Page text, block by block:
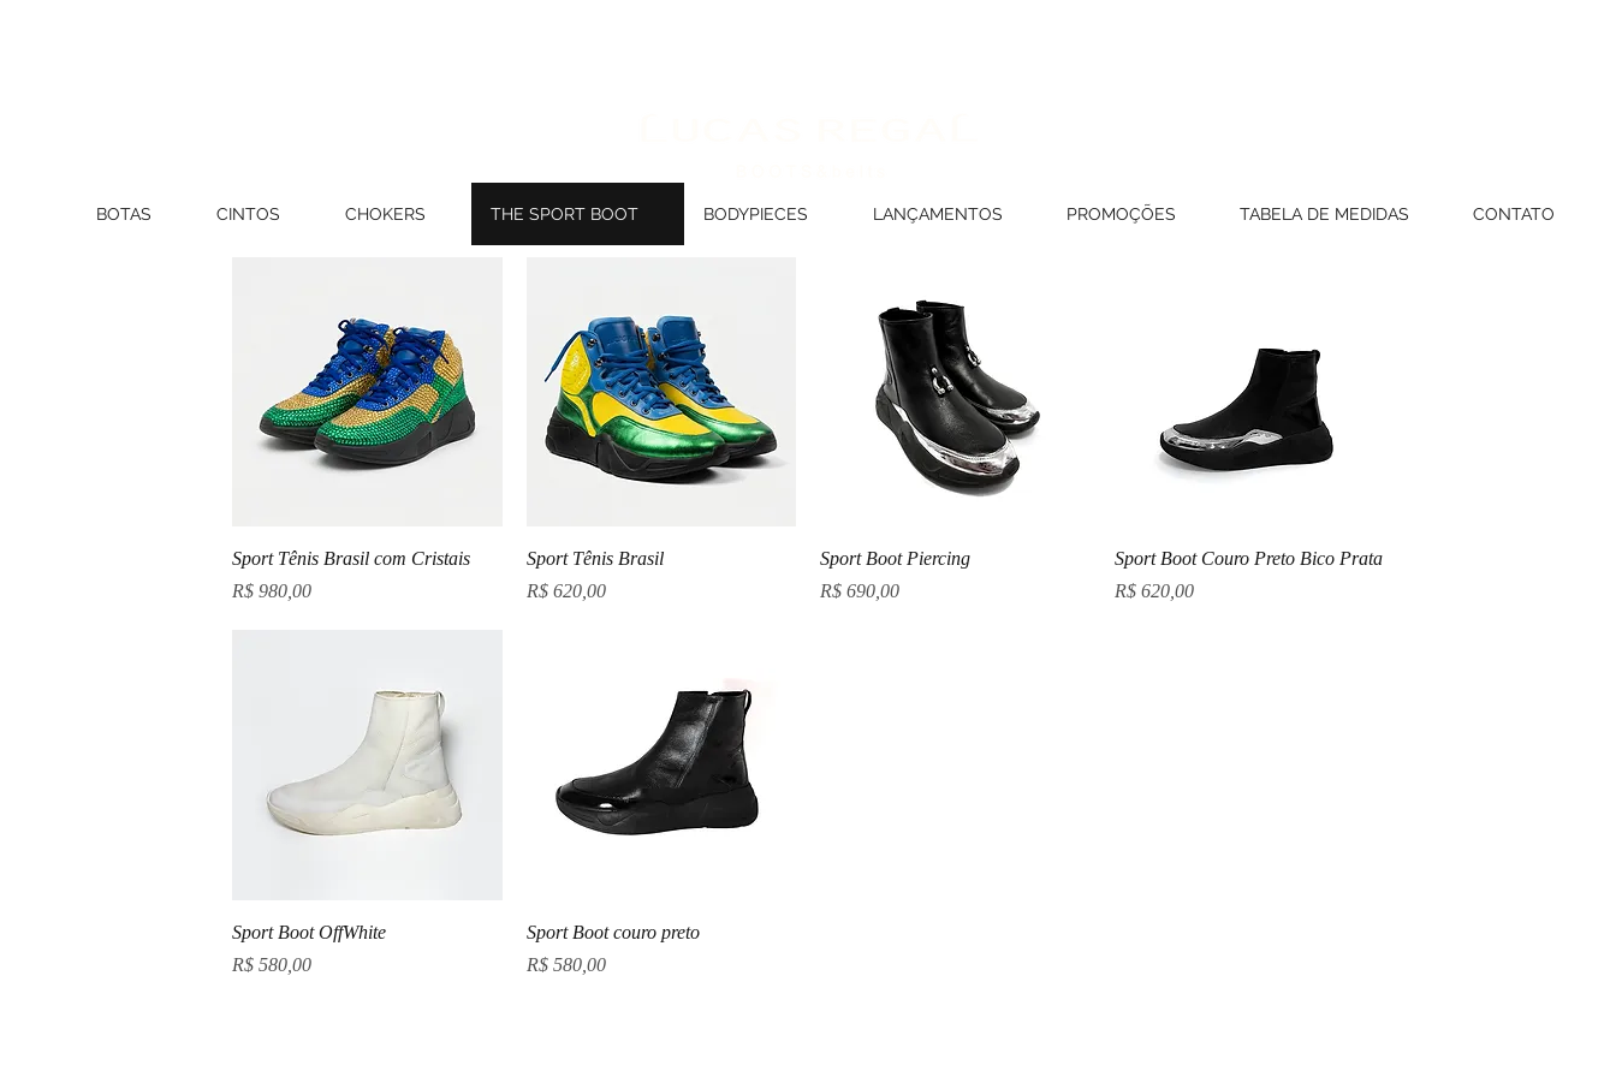
BOTAS CINTOS CHOKERS THE SPORT BOOT BODYPIECES LANÇAMENTOS PROMOÇÕES TABELA DE MEDIDAS CONTATO
Visualização rápida
Sport Tênis Brasil com Cristais
Preço
R$ 980,00
Visualização rápida
Sport Tênis Brasil
Preço
R$ 620,00
Visualização rápida
Sport Boot Piercing
Preço
R$ 690,00
Visualização rápida
Sport Boot Couro Preto Bico Prata
Preço
R$ 620,00
Visualização rápida
Sport Boot OffWhite
Preço
R$ 580,00
Visualização rápida
Sport Boot couro preto
Preço
R$ 580,00